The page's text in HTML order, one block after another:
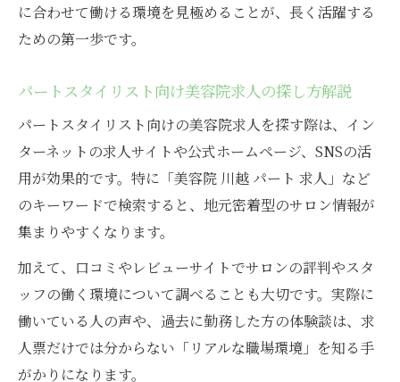
ト
美容院のパート求人で確認すべき勤務条件
美容院パート募集時に注目したい給与体系
美容院パートの福利厚生やサポート内容解
説
働きやすさ重視の美容院パート選びのコツ
キャリアアップも叶う美容院パートの働き方と
美容院パート勤務で実現できる成長ステッ
プ
パートスタイリストからキャリアアップす
る方法
に合わせて働ける環境を見極めることが、長く活躍する
ための第一歩です。
パートスタイリスト向け美容院求人の探し方解説
パートスタイリスト向けの美容院求人を探す際は、イン
ターネットの求人サイトや公式ホームページ、SNSの活
用が効果的です。特に「美容院 川越 パート 求人」など
のキーワードで検索すると、地元密着型のサロン情報が
集まりやすくなります。
加えて、口コミやレビューサイトでサロンの評判やスタ
ッフの働く環境について調べることも大切です。実際に
働いている人の声や、過去に勤務した方の体験談は、求
人票だけでは分からない「リアルな職場環境」を知る手
がかりになります。